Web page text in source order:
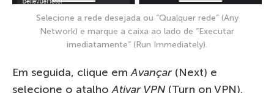
Selecione a rede desejada ou “Qualquer rede” (Any
Network) e marque a caixa ao lado de “Executar
imediatamente” (Run Immediately).
Em seguida, clique emAvançar (Next) e
selecione o atalhoAtivar VPN (Turn on VPN).